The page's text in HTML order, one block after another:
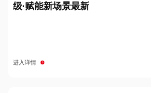
级·赋能新场景最新
进入详情